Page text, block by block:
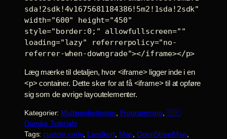
sda!2sdk!4v1675681184386!5m2!1sda!2sdk"
width="600" height="450"
style="border:0;" allowfullscreen=""
loading="lazy" referrerpolicy="no-
referrer-when-downgrade"></iframe></p>
Læg mærke til detaljen, hvor <iframe> ligger inde i en
<p> container. Dette sker for at få <iframe> til at opføre
sig som de øvrige layoutelementer.
Kategorier: Multimediedesign Programming 🇩🇰
Danske Tutorials
Tags:custom code, Landkort, Map OpenStreetMap